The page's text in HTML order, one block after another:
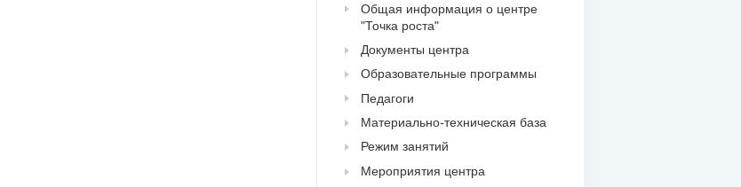
Общая информация о центре
"Точка роста"
Документы центра
Образовательные программы
Педагоги
Материально-техническая база
Режим занятий
Мероприятия центра